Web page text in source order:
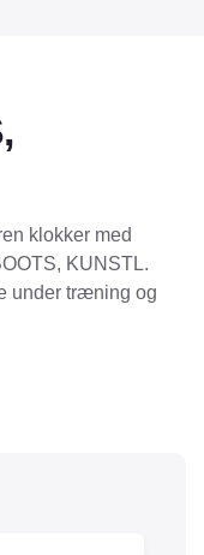
klokker med
KUNSTL.
under træning og